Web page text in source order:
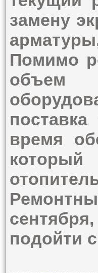
замену
Помимо
объем
время
который
подойти